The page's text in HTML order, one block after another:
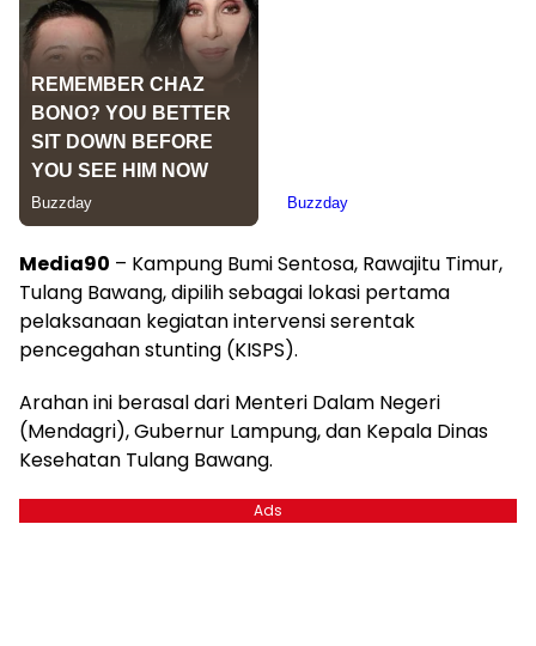
Media90 – Kampung Bumi Sentosa, Rawajitu Timur,
Tulang Bawang, dipilih sebagai lokasi pertama
pelaksanaan kegiatan intervensi serentak
pencegahan stunting (KISPS).
Arahan ini berasal dari Menteri Dalam Negeri
(Mendagri), Gubernur Lampung, dan Kepala Dinas
Kesehatan Tulang Bawang.
Ads